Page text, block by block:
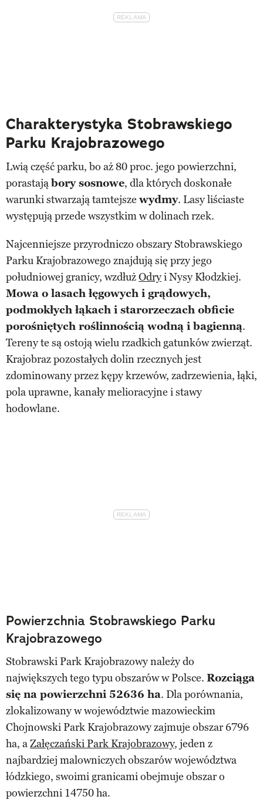
Charakterystyka Stobrawskiego
Parku Krajobrazowego
Lwią część parku, bo aż 80 proc. jego powierzchni,
porastająbory sosnowe, dla których doskonałe
warunki stwarzają tamtejsze wydmy. Lasy liściaste
występują przede wszystkim w dolinach rzek.
Najcenniejsze przyrodniczo obszary Stobrawskiego
Parku Krajobrazowego znajdują się przy jego
południowej granicy, wzdłużOdryi Nysy Kłodzkiej.
Mowa o lasach łęgowych i grądowych,
podmokłych łąkach i starorzeczach obficie
porośniętych roślinnością wodną i bagienną.
Tereny te są ostoją wielu rzadkich gatunków zwierząt.
Krajobraz pozostałych dolin rzecznych jest
zdominowany przez kępy krzewów, zadrzewienia, łąki,
pola uprawne, kanały melioracyjne i stawy
hodowlane.
Powierzchnia Stobrawskiego Parku
Krajobrazowego
Stobrawski Park Krajobrazowy należy do
największych tego typu obszarów w Polsce. Rozciąga
się na powierzchni 52636 ha. Dla porównania,
zlokalizowany w województwie mazowieckim
Chojnowski Park Krajobrazowy zajmuje obszar 6796
ha, aZałęczański Park Krajobrazowy, jeden z
najbardziej malowniczych obszarów województwa
łódzkiego, swoimi granicami obejmuje obszar o
powierzchni 14750 ha.